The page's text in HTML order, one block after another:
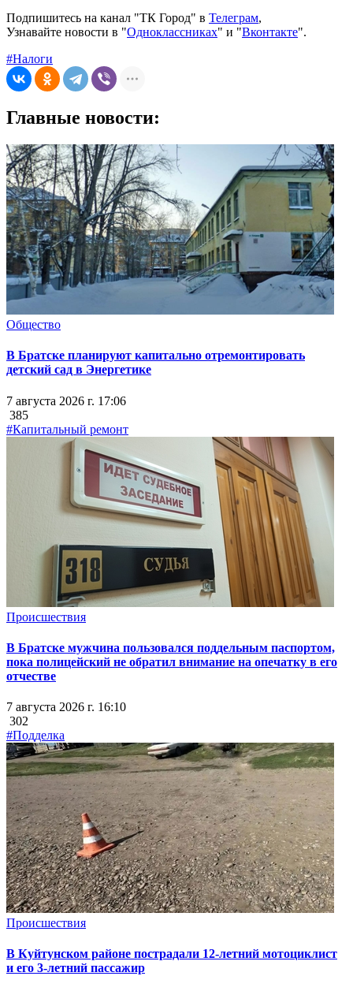
Подпишитесь на канал "ТК Город" в Телеграм,
Узнавайте новости в "Одноклассниках" и "Вконтакте".
#Налоги
Главные новости:
Общество
В Братске планируют капитально отремонтировать
детский сад в Энергетике
7 августа 2026 г. 17:06
385
#Капитальный ремонт
Происшествия
В Братске мужчина пользовался поддельным паспортом,
пока полицейский не обратил внимание на опечатку в его
отчестве
7 августа 2026 г. 16:10
302
#Подделка
Происшествия
В Куйтунском районе пострадали 12-летний мотоциклист
и его 3-летний пассажир